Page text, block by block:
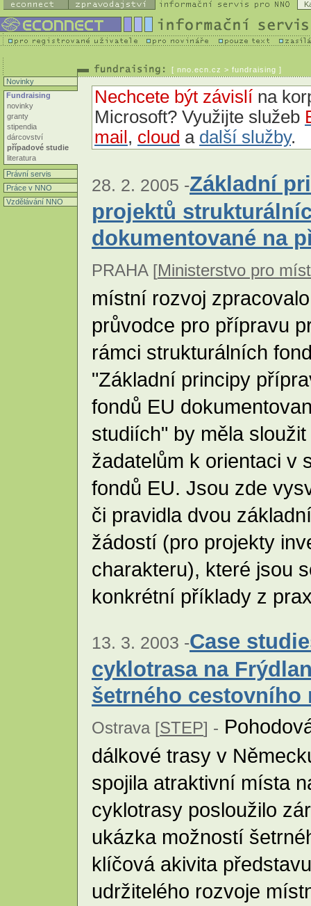
[ nno.ecn.cz > fundraising ]
Novinky
Fundraising
novinky
granty
stipendia
dárcovství
případové studie
literatura
Právní servis
Práce v NNO
Vzdělávání NNO
Nechcete být závislí na
Microsoft? Využijte služeb
mail , cloud a další služby.
28. 2. 2005 -Základní
projektů
dokumentované na
PRAHA [Ministerstvo pro
místní rozvoj
průvodce pro přípravu
rámci strukturálních
"Základní principy
fondů EU
studiích" by měla
žadatelům k orientaci v
fondů EU. Jsou zde
či pravidla dvou
žádostí (pro projekty
charakteru), které jsou
konkrétní příklady z
13. 3. 2003 -Case
cyklotrasa na
šetrného cestovního
Ostrava [STEP] -
dálkové trasy v
spojila atraktivní místa
cyklotrasy posloužilo
ukázka možností
klíčová akivita
udržitelého rozvoje